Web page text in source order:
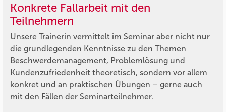
Konkrete Fallarbeit mit den
Teilnehmern
Unsere Trainerin vermittelt im Seminar aber nicht nur
die grundlegenden Kenntnisse zu den Themen
Beschwerdemanagement, Problemlösung und
Kundenzufriedenheit theoretisch, sondern vor allem
konkret und an praktischen Übungen – gerne auch
mit den Fällen der Seminarteilnehmer.